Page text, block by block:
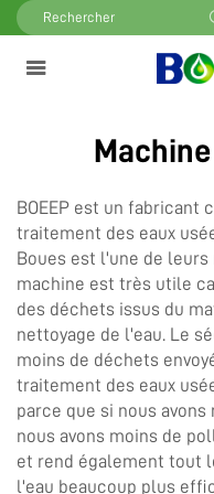
BOEEP est un fabricant
traitement des eaux
Boues est l'une de
machine est très utile
des déchets issus du
nettoyage de l'eau. Le
moins de déchets
traitement des eaux
parce que si nous
nous avons moins de
et rend également tout
l'eau beaucoup plus